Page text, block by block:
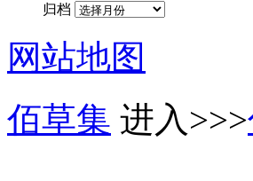
归档
网站地图
佰草集 进入>>>